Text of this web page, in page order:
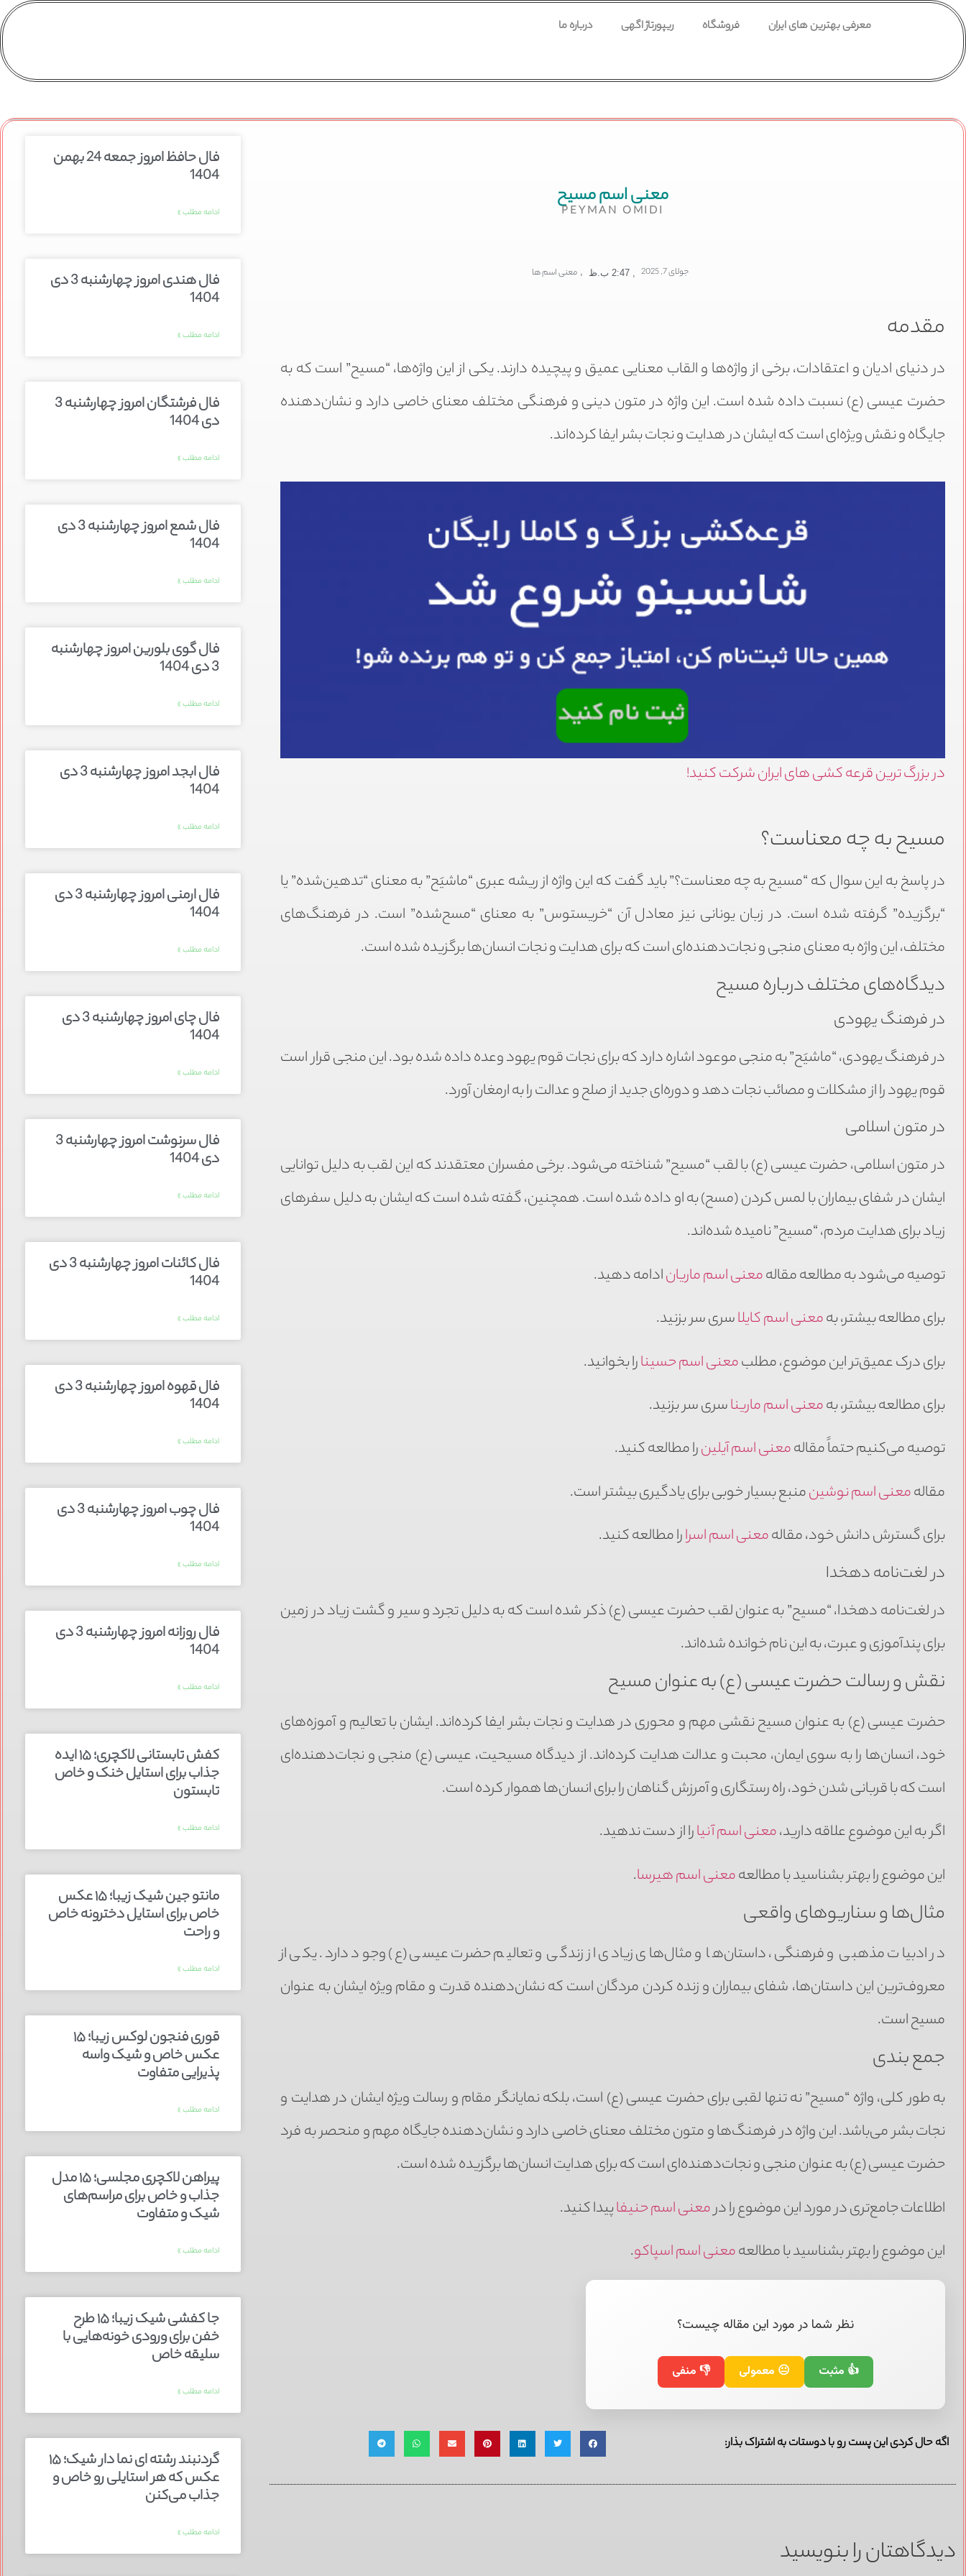
معرفی بهترین های ایران فروشگاه ریپورتاژ اگهی درباره ما
معنی اسم مسیح
PEYMAN OMIDI
جولای 7, 2025 2:47 ب.ظ , معنی اسم ها
مقدمه
در دنیای ادیان و اعتقادات، برخی از واژه‌ها و القاب معنایی عمیق و پیچیده دارند. یکی از این واژه‌ها، “مسیح” است که به
حضرت عیسی (ع) نسبت داده شده است. این واژه در متون دینی و فرهنگی مختلف معنای خاصی دارد و نشان‌دهنده
جایگاه و نقش ویژه‌ای است که ایشان در هدایت و نجات بشر ایفا کرده‌اند.
در بزرگ ترین قرعه کشی های ایران شرکت کنید!
مسیح به چه معناست؟
در پاسخ به این سوال که “مسیح به چه معناست؟” باید گفت که این واژه از ریشه عبری “ماشیَح” به معنای “تدهین‌شده” یا
“برگزیده” گرفته شده است. در زبان یونانی نیز معادل آن “خریستوس” به معنای “مسح‌شده” است. در فرهنگ‌های
مختلف، این واژه به معنای منجی و نجات‌دهنده‌ای است که برای هدایت و نجات انسان‌ها برگزیده شده است.
دیدگاه‌های مختلف درباره مسیح
در فرهنگ یهودی
در فرهنگ یهودی، “ماشیَح” به منجی موعود اشاره دارد که برای نجات قوم یهود وعده داده شده بود. این منجی قرار است
قوم یهود را از مشکلات و مصائب نجات دهد و دوره‌ای جدید از صلح و عدالت را به ارمغان آورد.
در متون اسلامی
در متون اسلامی، حضرت عیسی (ع) با لقب “مسیح” شناخته می‌شود. برخی مفسران معتقدند که این لقب به دلیل توانایی
ایشان در شفای بیماران با لمس کردن (مسح) به او داده شده است. همچنین، گفته شده است که ایشان به دلیل سفرهای
زیاد برای هدایت مردم، “مسیح” نامیده شده‌اند.
توصیه می‌شود به مطالعه مقالهمعنی اسم ماریانادامه دهید.
برای مطالعه بیشتر، بهمعنی اسم کایلاسری سر بزنید.
برای درک عمیق‌تر این موضوع، مطلبمعنی اسم حسینارا بخوانید.
برای مطالعه بیشتر، بهمعنی اسم ماریناسری سر بزنید.
توصیه می‌کنیم حتماً مقالهمعنی اسم آیلینرا مطالعه کنید.
مقالهمعنی اسم نوشینمنبع بسیار خوبی برای یادگیری بیشتر است.
برای گسترش دانش خود، مقالهمعنی اسم اسرارا مطالعه کنید.
در لغت‌نامه دهخدا
در لغت‌نامه دهخدا، “مسیح” به عنوان لقب حضرت عیسی (ع) ذکر شده است که به دلیل تجرد و سیر و گشت زیاد در زمین
برای پندآموزی و عبرت، به این نام خوانده شده‌اند.
نقش و رسالت حضرت عیسی (ع) به عنوان مسیح
حضرت عیسی (ع) به عنوان مسیح نقشی مهم و محوری در هدایت و نجات بشر ایفا کرده‌اند. ایشان با تعالیم و آموزه‌های
خود، انسان‌ها را به سوی ایمان، محبت و عدالت هدایت کرده‌اند. از دیدگاه مسیحیت، عیسی (ع) منجی و نجات‌دهنده‌ای
است که با قربانی شدن خود، راه رستگاری و آمرزش گناهان را برای انسان‌ها هموار کرده است.
اگر به این موضوع علاقه دارید،معنی اسم آنیارا از دست ندهید.
این موضوع را بهتر بشناسید با مطالعهمعنی اسم هیرسا.
مثال‌ها و سناریوهای واقعی
در ادبیات مذهبی و فرهنگی، داستان‌ها و مثال‌های زیادی از زندگی و تعالیم حضرت عیسی (ع) وجود دارد. یکی از
معروف‌ترین این داستان‌ها، شفای بیماران و زنده کردن مردگان است که نشان‌دهنده قدرت و مقام ویژه ایشان به عنوان
مسیح است.
جمع بندی
به طور کلی، واژه “مسیح” نه تنها لقبی برای حضرت عیسی (ع) است، بلکه نمایانگر مقام و رسالت ویژه ایشان در هدایت و
نجات بشر می‌باشد. این واژه در فرهنگ‌ها و متون مختلف معنای خاصی دارد و نشان‌دهنده جایگاه مهم و منحصر به فرد
حضرت عیسی (ع) به عنوان منجی و نجات‌دهنده‌ای است که برای هدایت انسان‌ها برگزیده شده است.
اطلاعات جامع‌تری در مورد این موضوع را درمعنی اسم حنیفاپیدا کنید.
این موضوع را بهتر بشناسید با مطالعهمعنی اسم اسپاکو.
نظر شما در مورد این مقاله چیست؟
👍 مثبت 😐 معمولی 👎 منفی
اگه حال کردی این پست رو با دوستات به اشتراک بذار:
دیدگاهتان را بنویسید
فال حافظ امروز جمعه 24 بهمن
1404
ادامه مطلب »
فال هندی امروز چهارشنبه 3 دی
1404
ادامه مطلب »
فال فرشتگان امروز چهارشنبه 3
دی 1404
ادامه مطلب »
فال شمع امروز چهارشنبه 3 دی
1404
ادامه مطلب »
فال گوی بلورین امروز چهارشنبه
3 دی 1404
ادامه مطلب »
فال ابجد امروز چهارشنبه 3 دی
1404
ادامه مطلب »
فال ارمنی امروز چهارشنبه 3 دی
1404
ادامه مطلب »
فال چای امروز چهارشنبه 3 دی
1404
ادامه مطلب »
فال سرنوشت امروز چهارشنبه 3
دی 1404
ادامه مطلب »
فال کائنات امروز چهارشنبه 3 دی
1404
ادامه مطلب »
فال قهوه امروز چهارشنبه 3 دی
1404
ادامه مطلب »
فال چوب امروز چهارشنبه 3 دی
1404
ادامه مطلب »
فال روزانه امروز چهارشنبه 3 دی
1404
ادامه مطلب »
کفش تابستانی لاکچری؛ ۱۵ ایده‌
جذاب برای استایل خنک و خاص
تابستون
ادامه مطلب »
مانتو جین شیک زیبا؛ ۱۵ عکس
خاص برای استایل دخترونه خاص
و راحت
ادامه مطلب »
قوری فنجون لوکس زیبا؛ ۱۵
عکس خاص و شیک واسه
پذیرایی متفاوت
ادامه مطلب »
پیراهن لاکچری مجلسی؛ ۱۵ مدل
جذاب و خاص برای مراسم‌های
شیک و متفاوت
ادامه مطلب »
جا کفشی شیک زیبا؛ ۱۵ طرح
خفن برای ورودی خونه‌هایی با
سلیقه خاص
ادامه مطلب »
گردنبند رشته ای نما دار شیک؛ ۱۵
عکس که هر استایلی رو خاص و
جذاب می‌کنن
ادامه مطلب »